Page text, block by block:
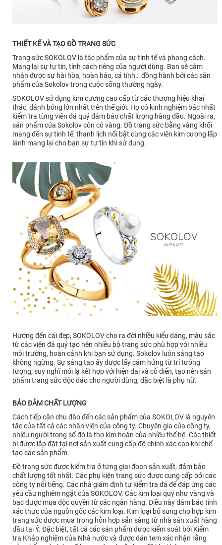
THIẾT KẾ VÀ TẠO ĐỒ TRANG SỨC
Trang sức SOKOLOV là tác phẩm của sự tinh tế và phong cách.
Mang lại sự tự tin, tính cách riêng của người dùng. Bạn sẽ cảm
nhận được sự hài hòa, hoàn hảo, cá tính… đồng hành bởi các sản
phẩm của Sokolov trong cuộc sống thường ngày.
SOKOLOV sử dụng kim cương cao cấp từ các thương hiệu khai
thác, đánh bóng lớn nhất trên thế giới. Họ có kinh nghiệm bậc nhất
kiểm tra từng viên đá quý đảm bảo chất lượng hàng đầu. Ngoài ra,
sản phẩm của Sokolov còn có vàng. Đồ trang sức bằng vàng khối
mang đến sự tinh tế, thanh lịch nổi bật cùng các viên kim cương lấp
lánh mang lại cho bạn sự tự tin khi sử dụng.
Hướng đến cái đẹp, SOKOLOV cho ra đời nhiều kiểu dáng, màu sắc
từ các viên đá quý tạo nên nhiều bộ trang sức phù hợp với nhiều
môi trường, hoàn cảnh khi bạn sử dụng. Sokolov luôn sáng tạo
không ngừng. Sự sáng tạo ấy được lấy cảm hứng từ trí tưởng
tượng, suy nghĩ mới lạ kết hợp với hiện đại và cổ điển, tạo nên sản
phẩm trang sức độc đáo cho người dùng, đặc biệt là phụ nữ.
BẢO ĐẢM CHẤT LƯỢNG
Cách tiếp cận chu đáo đến các sản phẩm của SOKOLOV là nguyên
tắc của tất cả các nhân viên của công ty. Chuyên gia của công ty,
nhiều người trong số đó là thợ kim hoàn của nhiều thế hệ. Các thiết
bị được lắp đặt tại nơi sản xuất cung cấp độ chính xác cao khi chế
tạo các sản phẩm.
Đồ trang sức được kiểm tra ở từng giai đoạn sản xuất, đảm bảo
chất lượng tốt nhất. Các phụ kiện trang sức được cung cấp bởi các
công ty nổi tiếng. Các nhà giám định tự kiểm tra đá để đáp ứng các
yêu cầu nghiêm ngặt của SOKOLOV. Các kim loại quý như vàng và
bạc được mua độc quyền từ các ngân hàng. Điều này đảm bảo tính
xác thực của nguồn gốc các kim loại. Kim loại bổ sung cho hợp kim
trang sức được mua trong hỗn hợp sẵn sàng từ nhà sản xuất hàng
đầu tại Ý. Đặc biệt, tất cả các sản phẩm được kiểm soát bởi Kiểm
tra Khảo nghiệm của Nhà nước và được dán tem xác nhận rằng